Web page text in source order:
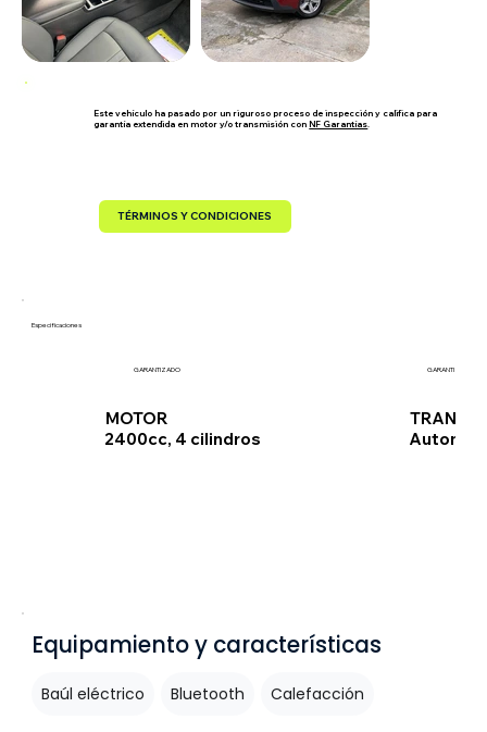
Este vehículo ha pasado por un riguroso proceso de inspección y califica para
garantía extendida en motor y/o transmisión conNF Garantías.
TÉRMINOS Y CONDICIONES
Especificaciones
GARANTIZADO
MOTOR
2400cc, 4 cilindros
GARANTIZADO
Equipamiento y características
Baúl eléctrico Bluetooth Calefacción